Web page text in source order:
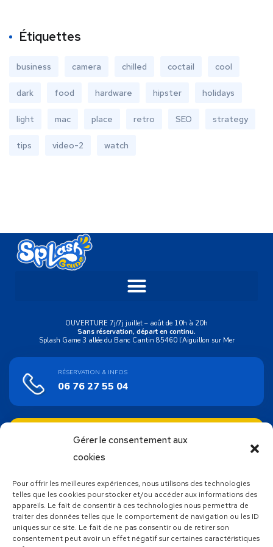
Gérer le consentement aux
cookies
Pour offrir les meilleures expériences, nous utilisons des technologies
telles que les cookies pour stocker et/ou accéder aux informations des
appareils. Le fait de consentir à ces technologies nous permettra de
traiter des données telles que le comportement de navigation ou les ID
uniques sur ce site. Le fait de ne pas consentir ou de retirer son
consentement peut avoir un effet négatif sur certaines caractéristiques
Étiquettes
business camera chilled coctail cool
dark food hardware hipster holidays
light mac place retro SEO strategy
tips video-2 watch
OUVERTURE 7j/7j juillet – août de 10h à 20h
Sans réservation, départ en continu.
Splash Game 3 allée du Banc Cantin 85460 l’Aiguillon sur Mer
RÉSERVATION & INFOS
06 76 27 55 04
ACHAT EN LIGNE
Bons cadeaux
SUIVEZ NOUS !